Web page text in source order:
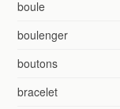
boule
boulenger
boutons
bracelet